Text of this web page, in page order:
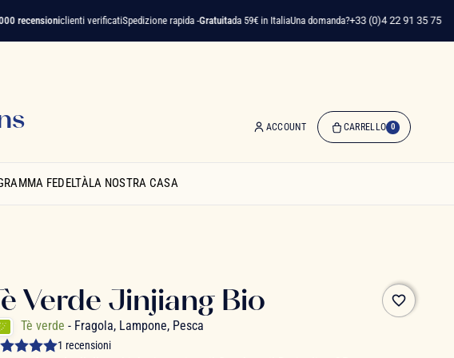
clienti verificatiSpedizione rapida -Gratuitada 59€ in ItaliaUna domanda?+33 (0)4 22 91 35 75
ACCOUNT CARRELLO 0
FEDELTÀLA NOSTRA CASA
favorite_border
Verde Jinjiang Bio
Tè verde- Fragola, Lampone, Pesca
1 recensioni